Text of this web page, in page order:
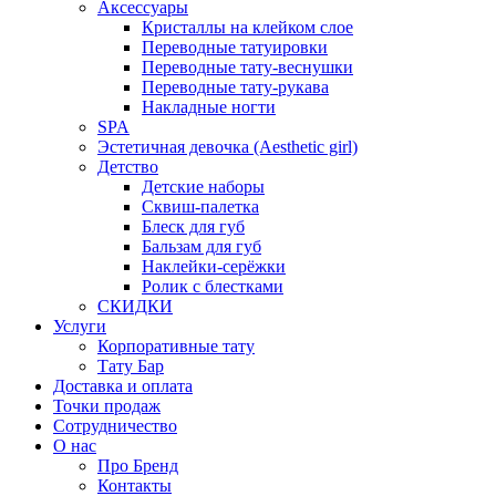
Аксессуары
Кристаллы на клейком слое
Переводные татуировки
Переводные тату-веснушки
Переводные тату-рукава
Накладные ногти
SPA
Эстетичная девочка (Aesthetic girl)
Детство
Детские наборы
Сквиш-палетка
Блеск для губ
Бальзам для губ
Наклейки-серёжки
Ролик с блестками
СКИДКИ
Услуги
Корпоративные тату
Тату Бар
Доставка и оплата
Точки продаж
Сотрудничество
О нас
Про Бренд
Контакты